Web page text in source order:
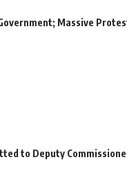
Massive
to Deputy